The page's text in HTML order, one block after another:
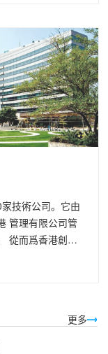
技術公司。它由
年創業，爲初創
更多